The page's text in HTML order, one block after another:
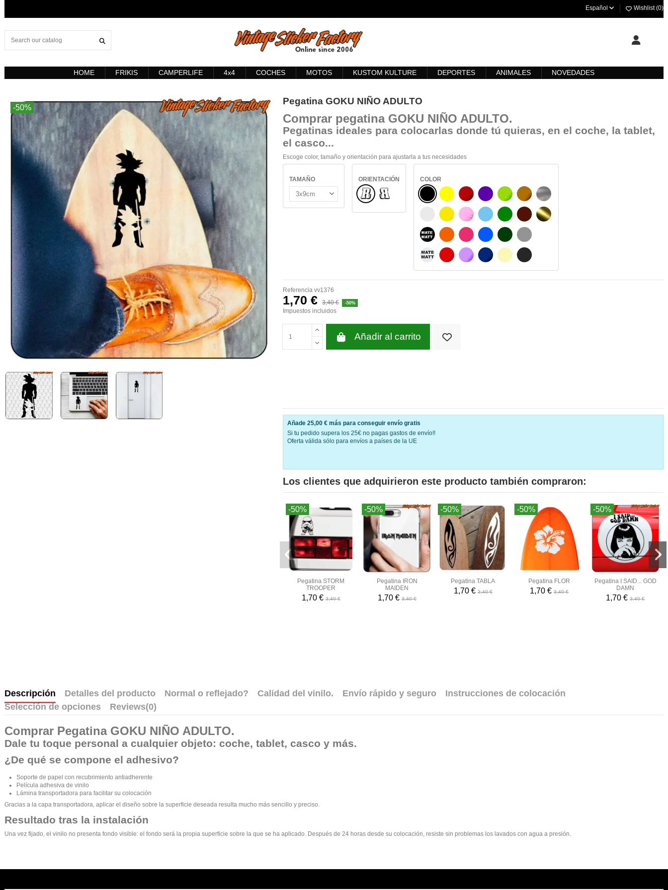
Español Wishlist (0)
HOME FRIKIS CAMPERLIFE 4x4 COCHES MOTOS KUSTOM KULTURE DEPORTES ANIMALES NOVEDADES
-50%
Pegatina GOKU NIÑO ADULTO
Comprar pegatina GOKU NIÑO ADULTO.
Pegatinas ideales para colocarlas donde tú quieras, en el coche, la tablet,
el casco...
Escoge color, tamaño y orientación para ajustarla a tus necesidades
TAMAÑO
ORIENTACIÓN
NormalReflejado
COLOR
NEGRO
BLANCO
NEGRO MATE
BLANCO MATE
AMARILLO
AMARILLO SENAL
NARANJA
ROJO
BURDEOS
ROSA
FUCSIA
LILA
MORADO
AZUL CIELO
AZUL
AZUL MARINO
VERDE CLARO
VERDE
VERDE OSCURO
BEIGE
AVELLANA
CHOCOLATE
GRIS
GRIS OSCURO
PLATA
ORO
Referencia vv1376
1,70 € 3,40 € -50%
Impuestos incluidos
Añadir al carrito
Añade 25,00 € más para conseguir envío gratis
Si tu pedido supera los 25€ no pagas gastos de envío!!
Oferta válida sólo para envíos a países de la UE
Los clientes que adquirieron este producto también compraron:
-50%
Pegatina STORM
TROOPER
1,70 €3,40 €
-50%
Pegatina IRON
MAIDEN
1,70 €3,40 €
-50%
Pegatina TABLA
1,70 € 3,40 €
-50%
Pegatina FLOR
1,70 €3,40 €
-50%
Pegatina I SAID... GOD
DAMN
1,70 €3,40 €
Descripción Detalles del producto Normal o reflejado? Calidad del vinilo. Envío rápido y seguro
Instrucciones de colocación
Selección de opciones
Reviews(0)
Comprar Pegatina GOKU NIÑO ADULTO.
Dale tu toque personal a cualquier objeto: coche, tablet, casco y más.
¿De qué se compone el adhesivo?
Soporte de papel con recubrimiento antiadherente
Película adhesiva de vinilo
Lámina transportadora para facilitar su colocación
Gracias a la capa transportadora, aplicar el diseño sobre la superficie deseada resulta mucho más sencillo y preciso.
Resultado tras la instalación
Una vez fijado, el vinilo no presenta fondo visible: el fondo será la propia superficie sobre la que se ha aplicado. Después de 24 horas desde su colocación, resiste sin problemas los lavados con agua a presión.